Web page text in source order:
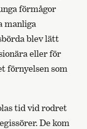
förmågor
manliga
blev lätt
eller för
förnyelsen som
tid vid rodret
De kom